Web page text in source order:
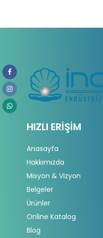
HIZLI ERIŞIM
Anasayfa
Hakkımızda
Misyon & Vizyon
Belgeler
Ürünler
Online Katalog
Blog